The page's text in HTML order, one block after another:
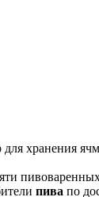
для хранения
пива по